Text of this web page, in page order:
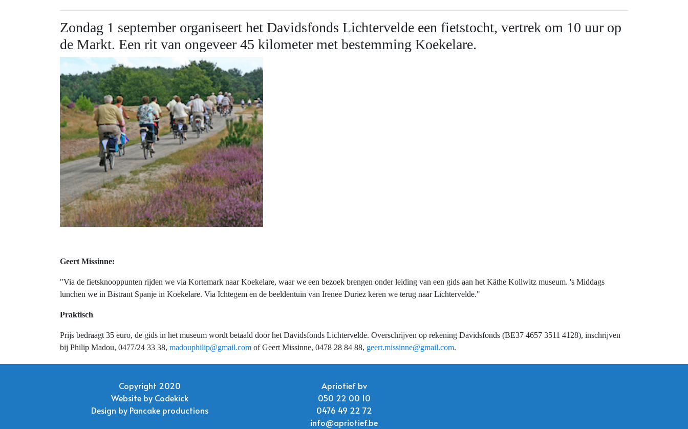
Zondag 1 september organiseert het Davidsfonds Lichtervelde een fietstocht, vertrek om 10 uur op
de Markt. Een rit van ongeveer 45 kilometer met bestemming Koekelare.
Geert Missinne:
"Via de fietsknooppunten rijden we via Kortemark naar Koekelare, waar we een bezoek brengen onder leiding van een gids aan het Käthe Kollwitz museum. 's Middags
lunchen we in Bistrant Spanje in Koekelare. Via Ichtegem en de beeldentuin van Irenee Duriez keren we terug naar Lichtervelde."
Praktisch
Prijs bedraagt 35 euro, de gids in het museum wordt betaald door het Davidsfonds Lichtervelde. Overschrijven op rekening Davidsfonds (BE37 4657 3511 4128), inschrijven
bij Philip Madou, 0477/24 33 38, madouphilip@gmail.com of Geert Missinne, 0478 28 84 88, geert.missinne@gmail.com.
Copyright 2020
Website by Codekick
Design by Pancake productions
Apriotief bv
050 22 00 10
0476 49 22 72
info@apriotief.be